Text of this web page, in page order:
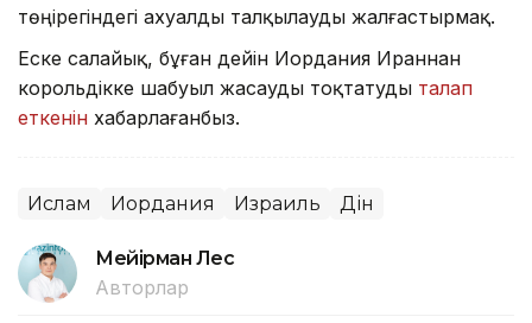
төңірегіндегі ахуалды талқылауды жалғастырмақ.
Еске салайық, бұған дейін Иордания Ираннан
корольдікке шабуыл жасауды тоқтатуды талап
еткенін хабарлағанбыз.
Ислам Иордания Израиль Дін
Мейірман Лес
Авторлар